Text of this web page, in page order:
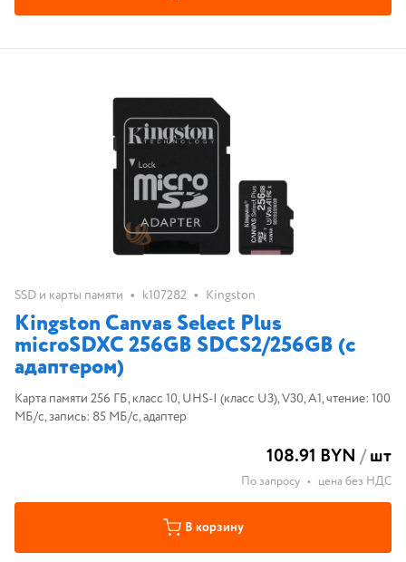
SSD и карты памяти • k107282 • Kingston
Kingston Canvas Select Plus
microSDXC 256GB SDCS2/256GB (с
адаптером)
Карта памяти 256 ГБ, класс 10, UHS-I (класс U3), V30, A1, чтение: 100
МБ/с, запись: 85 МБ/с, адаптер
108.91 BYN /шт
По запросу • цена без НДС
В корзину